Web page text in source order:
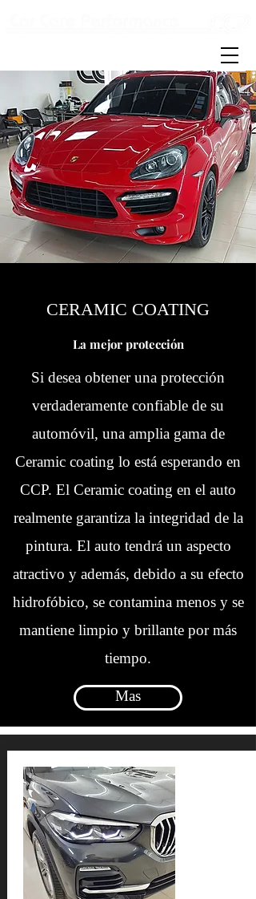
CERAMIC COATING
La mejor protección
Si desea obtener una protección
verdaderamente confiable de su
automóvil, una amplia gama de
Ceramic coating lo está esperando en
CCP. El Ceramic coating en el auto
realmente garantiza la integridad de la
pintura. El auto tendrá un aspecto
atractivo y además, debido a su efecto
hidrofóbico, se contamina menos y se
mantiene limpio y brillante por más
tiempo.
Mas